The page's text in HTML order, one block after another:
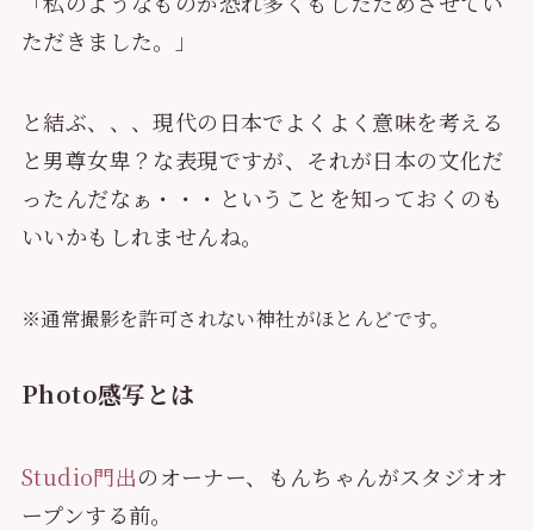
ただきました。」
と結ぶ、、、現代の日本でよくよく意味を考える
と男尊女卑？な表現ですが、それが日本の文化だ
ったんだなぁ・・・ということを知っておくのも
いいかもしれませんね。
※通常撮影を許可されない神社がほとんどです。
Photo感写とは
Studio門出のオーナー、もんちゃんがスタジオオ
ープンする前。